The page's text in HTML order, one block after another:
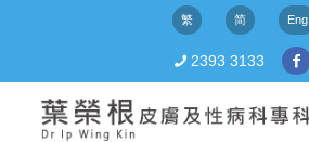
繁 简 Eng
2393 3133